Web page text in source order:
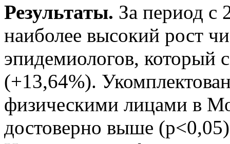
Результаты. За период с
наиболее высокий рост
эпидемиологов, который
(+13,64%).
физическими лицами в
достоверно выше